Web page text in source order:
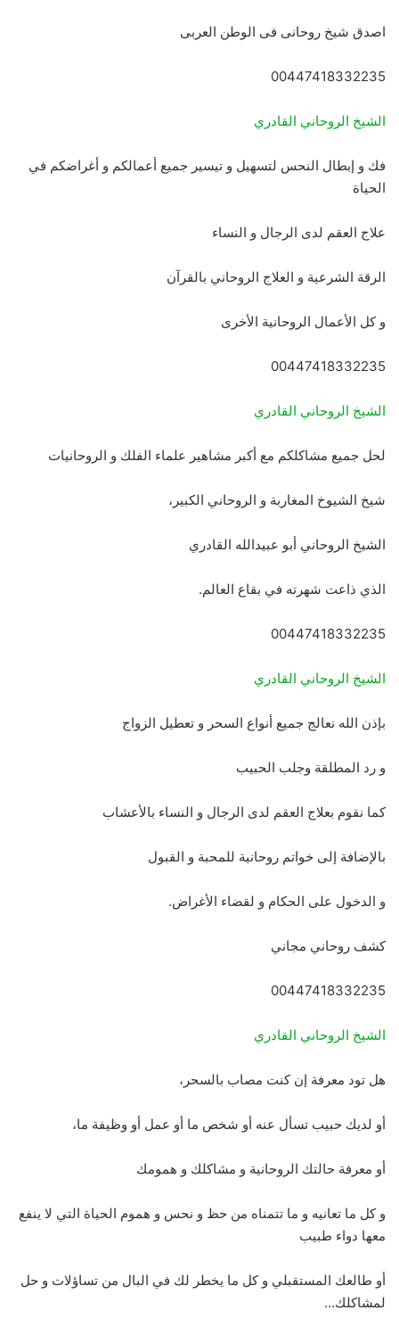
اصدق شيخ روحانى فى الوطن العربى
00447418332235
الشيخ الروحاني القادري
فك و إبطال النحس لتسهيل و تيسير جميع أعمالكم و أغراضكم في
الحياة
علاج العقم لدى الرجال و النساء
الرقة الشرعية و العلاج الروحاني بالقرآن
و كل الأعمال الروحانية الأخرى
00447418332235
الشيخ الروحاني القادري
لحل جميع مشاكلكم مع أكبر مشاهير علماء الفلك و الروحانيات
شيخ الشيوخ المغاربة و الروحاني الكبير،
الشيخ الروحاني أبو عبيدالله القادري
الذي ذاعت شهرته في بقاع العالم.
00447418332235
الشيخ الروحاني القادري
بإذن الله نعالج جميع أنواع السحر و تعطيل الزواج
و رد المطلقة وجلب الحبيب
كما نقوم بعلاج العقم لدى الرجال و النساء بالأعشاب
بالإضافة إلى خواتم روحانية للمحبة و القبول
و الدخول على الحكام و لقضاء الأغراض.
كشف روحاني مجاني
00447418332235
الشيخ الروحاني القادري
هل تود معرفة إن كنت مصاب بالسحر،
أو لديك حبيب تسأل عنه أو شخص ما أو عمل أو وظيفة ما،
أو معرفة حالتك الروحانية و مشاكلك و همومك
و كل ما تعانيه و ما تتمناه من حظ و نحس و هموم الحياة التي لا ينفع
معها دواء طبيب
أو طالعك المستقبلي و كل ما يخطر لك في البال من تساؤلات و حل
لمشاكلك…